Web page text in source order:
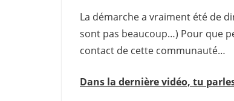
La démarche a vraiment été de
sont pas beaucoup…) Pour que
contact de cette communauté…
Dans la dernière vidéo, tu